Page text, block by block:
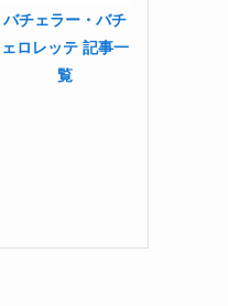
バチェラー・バチ
ェロレッテ 記事一
覧